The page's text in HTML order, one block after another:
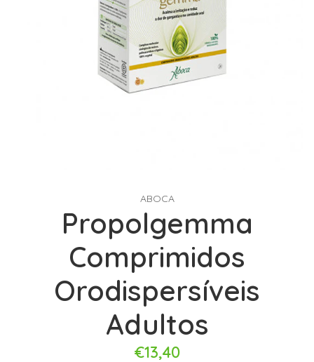
ABOCA
Propolgemma
Comprimidos
Orodispersíveis
Adultos
€13,40